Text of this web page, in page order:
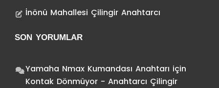
İnönü Mahallesi Çilingir Anahtarcı
SON YORUMLAR
Yamaha Nmax Kumandası Anahtarı için
Kontak Dönmüyor - Anahtarcı Çilingir